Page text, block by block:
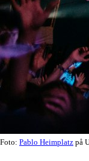
Foto: Pablo Heimplatz på